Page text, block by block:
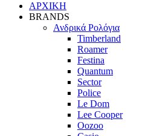
ΑΡΧΙΚΗ
BRANDS
Ανδρικά Ρολόγια
Timberland
Roamer
Festina
Quantum
Sector
Police
Le Dom
Lee Cooper
Oozoo